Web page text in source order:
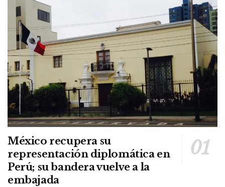
México recupera su
representación diplomática en
Perú; su bandera vuelve a la
embajada